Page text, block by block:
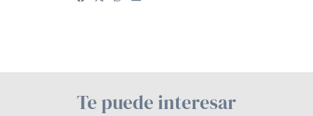
Te puede interesar